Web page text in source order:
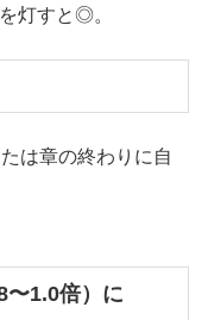
灯すと◎。
は章の終わりに自
1.0倍）に